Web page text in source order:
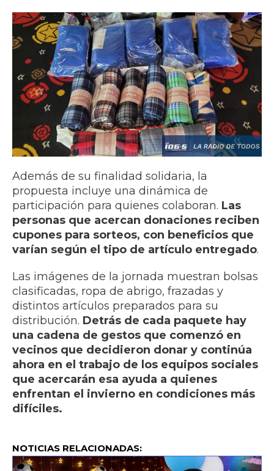
Además de su finalidad solidaria, la
propuesta incluye una dinámica de
participación para quienes colaboran. Las
personas que acercan donaciones reciben
cupones para sorteos, con beneficios que
varían según el tipo de artículo entregado.
Las imágenes de la jornada muestran bolsas
clasificadas, ropa de abrigo, frazadas y
distintos artículos preparados para su
distribución. Detrás de cada paquete hay
una cadena de gestos que comenzó en
vecinos que decidieron donar y continúa
ahora en el trabajo de los equipos sociales
que acercarán esa ayuda a quienes
enfrentan el invierno en condiciones más
difíciles.
NOTICIAS RELACIONADAS: